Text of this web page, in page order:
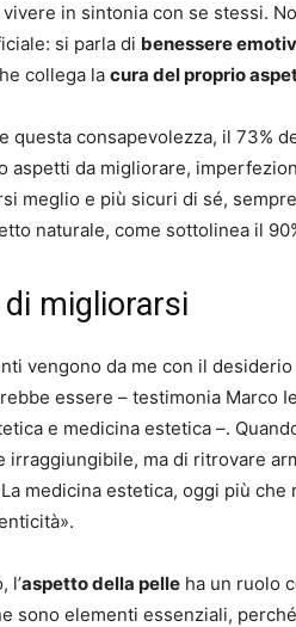
in sintonia con se stessi.
si parla di benessere
collega la cura del proprio
questa consapevolezza, il 73%
aspetti da migliorare,
meglio e più sicuri di sé,
naturale, come sottolinea il
migliorarsi
vengono da me con il
essere – testimonia Marco
e medicina estetica –.
irraggiungibile, ma di ritrovare
medicina estetica, oggi più
l’aspetto della pelle ha un ruolo
sono elementi essenziali,